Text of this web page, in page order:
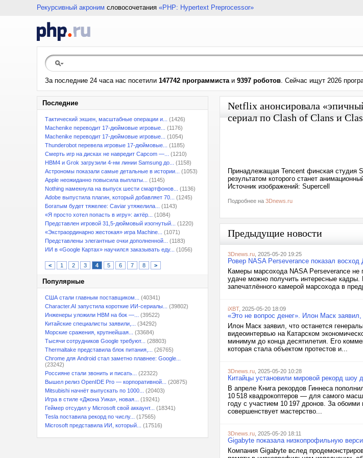
Рекурсивный акроним словосочетания «PHP: Hypertext Preprocessor»
За последние 24 часа нас посетили 147742 программистаи 9397 роботов. Сейчас ищут 2026
Последние
Тактический экшен, масштабные операции и...
(1426)
Machenike переводит 17-дюймовые игровые...
(1176)
Machenike переводит 17-дюймовые игровые...
(1054)
Thunderobot перевела игровые 17-дюймовые...
(1185)
Смерть игр на дисках не навредит Capcom —...
(1210)
HBM4 и Grok загрузили 4-нм линии Samsung до...
(1158)
Астрономы показали самые детальные в истории...
(1053)
Apple неожиданно повысила выплаты...
(1145)
Nothing намекнула на выпуск шести смартфонов...
(1136)
Adobe выпустила плагин, который добавляет 70...
(1245)
Богатым будет тяжелее: Caviar утяжелила...
(1143)
«Я просто хотел попасть в игру»: актёр...
(1084)
Представлен игровой 31,5-дюймовый изогнутый...
(1220)
«Экстраординарно жестокая» игра Machine...
(1071)
Представлены элегантные очки дополненной...
(1183)
ИИ в «Google Картах» научился заказывать еду...
(1056)
< 1 2 3 4 5 6 7 8 >
Популярные
США стали главным поставщиком...
(40341)
Character.AI запустила короткие ИИ-сериалы...
(39802)
Инженеры уложили HBM на бок —...
(39522)
Китайские специалисты заявили,...
(34292)
Морские сражения, крупнейшая...
(33684)
Тысячи сотрудников Google требуют...
(28803)
Thermaltake представила блок питания,...
(26765)
Chrome для Android стал заметно плавнее: Google...
(23242)
Россияне стали звонить и писать...
(22322)
Вышел релиз OpenIDE Pro — корпоративной...
(20875)
Mitsubishi начнёт выпускать по 1000...
(20403)
Игра в стиле «Джона Уика», новая...
(19241)
Геймер отсудил у Microsoft свой аккаунт...
(18341)
Tesla поставила рекорд по числу...
(17565)
Microsoft представила ИИ, который...
(17516)
Netflix анонсировала
сериал по Clash of Clans и
Принадлежащая Tencent финская студия
результатом которого станет
Источник изображений: Supercell
Подробнее на 3Dnews.ru
Предыдущие новости
3Dnews.ru , 2025-05-20 19:25
Ровер NASA Perseverance показал
Камеры марсохода NASA Perseverance не
удаче можно получить интересные
запечатлённого камерой марсохода в
iXBT, 2025-05-20 18:09
«Это не вопрос денег». Илон Маск
Илон Маск заявил, что останется
видеоинтервью на Катарском
минимум до конца десятилетия. Его
которая стала объектом протестов и...
3Dnews.ru , 2025-05-20 10:28
Китайцы установили мировой рекорд шоу
В апреле Книга рекордов Гиннеса
10 518 квадрокоптеров — для самого
году с участием 10 197 дронов. За
совершенствует мастерство...
3Dnews.ru , 2025-05-20 18:11
Gigabyte показала низкопрофильную
Компания Gigabyte вслед